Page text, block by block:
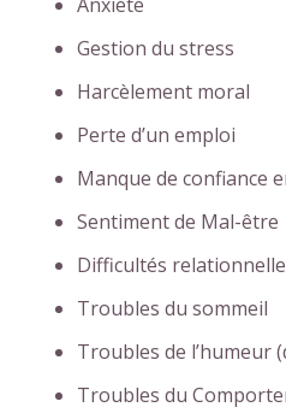
Gestion du stress
Harcèlement moral
Perte d’un emploi
Manque de confiance
Sentiment de Mal-être
Difficultés
Troubles du sommeil
Troubles de l’humeur
Troubles du